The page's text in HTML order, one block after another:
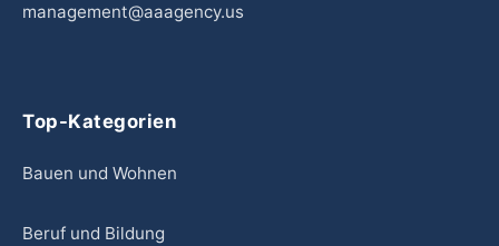
management@aaagency.us
Top-Kategorien
Bauen und Wohnen
Beruf und Bildung